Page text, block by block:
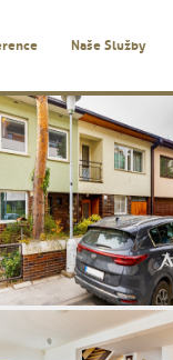
Naše Služby